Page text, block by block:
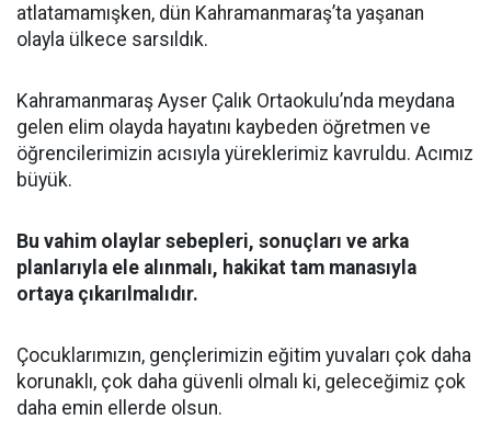
atlatamamışken, dün Kahramanmaraş’ta yaşanan
olayla ülkece sarsıldık.
Kahramanmaraş Ayser Çalık Ortaokulu’nda meydana
gelen elim olayda hayatını kaybeden öğretmen ve
öğrencilerimizin acısıyla yüreklerimiz kavruldu. Acımız
büyük.
Bu vahim olaylar sebepleri, sonuçları ve arka
planlarıyla ele alınmalı, hakikat tam manasıyla
ortaya çıkarılmalıdır.
Çocuklarımızın, gençlerimizin eğitim yuvaları çok daha
korunaklı, çok daha güvenli olmalı ki, geleceğimiz çok
daha emin ellerde olsun.